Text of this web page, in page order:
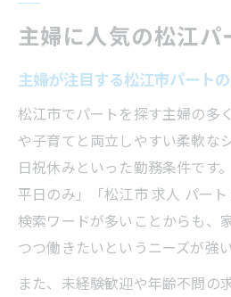
主婦に人気の松江
主婦が注目する松江市パート
松江市でパートを探す主婦の多
や子育てと両立しやすい柔軟な
日祝休みといった勤務条件です
平日のみ」「松江市 求人 パー
検索ワードが多いことからも、
つつ働きたいというニーズが強
また、未経験歓迎や年齢不問の